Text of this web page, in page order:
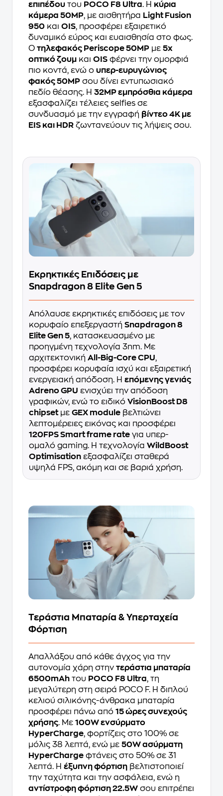
επιπέδου του POCO F8 Ultra. Η κύρια
κάμερα 50MP, με αισθητήρα Light Fusion
950 και OIS, προσφέρει εξαιρετικό
δυναμικό εύρος και ευαισθησία στο φως.
Ο τηλεφακός Periscope 50MP με 5x
οπτικό ζουμ και OIS φέρνει την ομορφιά
πιο κοντά, ενώ ο υπερ-ευρυγώνιος
φακός 50MP σου δίνει εντυπωσιακό
πεδίο θέασης. Η 32MP εμπρόσθια κάμερα
εξασφαλίζει τέλειες selfies σε
συνδυασμό με την εγγραφή βίντεο 4K με
EIS και HDR ζωντανεύουν τις λήψεις σου.
Εκρηκτικές Επιδόσεις με
Snapdragon 8 Elite Gen 5
Απόλαυσε εκρηκτικές επιδόσεις με τον
κορυφαίο επεξεργαστή Snapdragon 8
Elite Gen 5, κατασκευασμένο με
προηγμένη τεχνολογία 3nm. Με
αρχιτεκτονική All-Big-Core CPU,
προσφέρει κορυφαία ισχύ και εξαιρετική
ενεργειακή απόδοση. Η επόμενης γενιάς
Adreno GPU ενισχύει την απόδοση
γραφικών, ενώ το ειδικό VisionBoost D8
chipsetμε GEX module βελτιώνει
λεπτομέρειες εικόνας και προσφέρει
120FPS Smart frame rate για υπερ-
ομαλό gaming. Η τεχνολογία WildBoost
Optimisation εξασφαλίζει σταθερά
υψηλά FPS, ακόμη και σε βαριά χρήση.
Τεράστια Μπαταρία & Υπερταχεία
Φόρτιση
Απαλλάξου από κάθε άγχος για την
αυτονομία χάρη στην τεράστια μπαταρία
6500mAh του POCO F8 Ultra, τη
μεγαλύτερη στη σειρά POCO F. Η διπλού
κελιού σιλικόνης-άνθρακα μπαταρία
προσφέρει πάνω από 15 ώρες συνεχούς
χρήσης. Με 100W ενσύρματο
HyperCharge, φορτίζεις στο 100% σε
μόλις 38 λεπτά, ενώ με 50W ασύρματη
HyperCharge φτάνεις στο 50% σε 31
λεπτά. Η έξυπνη φόρτιση βελτιστοποιεί
την ταχύτητα και την ασφάλεια, ενώ η
αντίστροφη φόρτιση 22.5W σου επιτρέπει